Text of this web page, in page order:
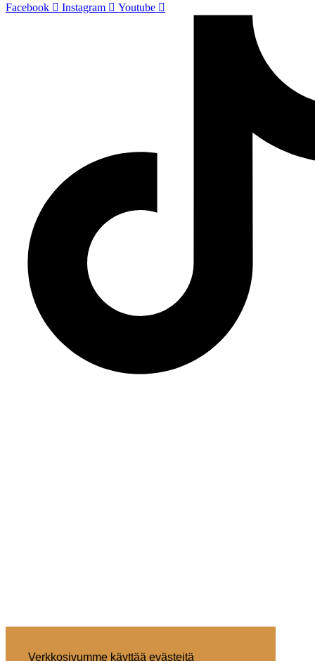
Verkkosivumme käyttää evästeitä
Facebook
Instagram Youtube